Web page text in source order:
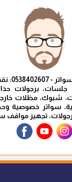
ظلال
برجولات
شبوك، مظلات
سواتر خصوصية
تجهيز مواقف